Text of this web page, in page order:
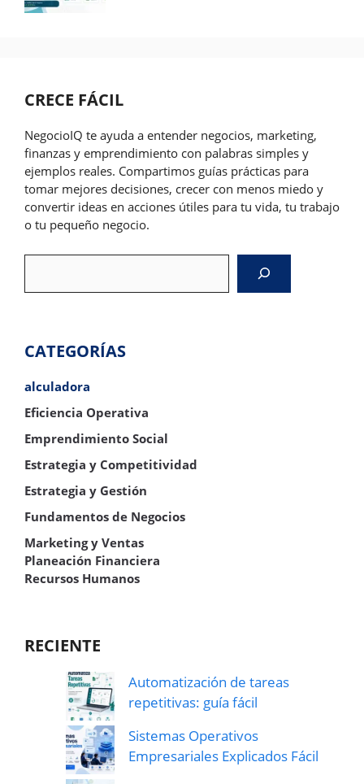
CRECE FÁCIL
NegocioIQ te ayuda a entender negocios, marketing,
finanzas y emprendimiento con palabras simples y
ejemplos reales. Compartimos guías prácticas para
tomar mejores decisiones, crecer con menos miedo y
convertir ideas en acciones útiles para tu vida, tu trabajo
o tu pequeño negocio.
CATEGORÍAS
alculadora
Eficiencia Operativa
Emprendimiento Social
Estrategia y Competitividad
Estrategia y Gestión
Fundamentos de Negocios
Marketing y Ventas
Planeación Financiera
Recursos Humanos
RECIENTE
Automatización de tareas
repetitivas: guía fácil
Sistemas Operativos
Empresariales Explicados Fácil